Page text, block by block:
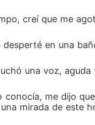
creí que me
desperté en una
una voz,
conocía, me dijo
mirada de este